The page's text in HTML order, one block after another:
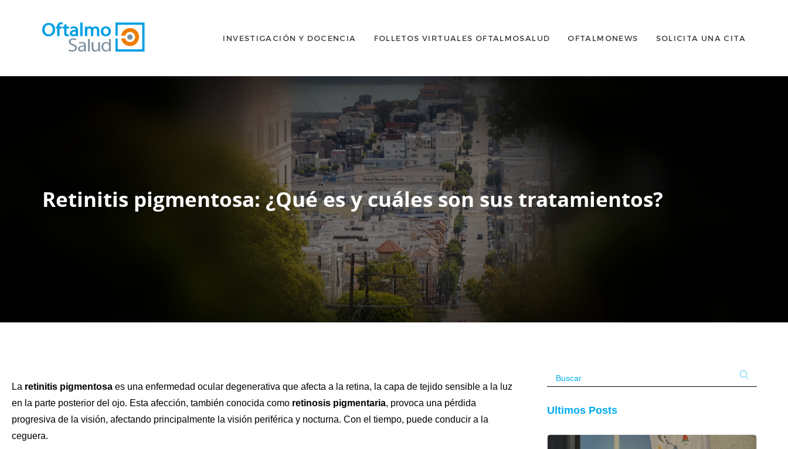
INVESTIGACIÓN Y DOCENCIA FOLLETOS VIRTUALES OFTALMOSALUD OFTALMONEWS SOLICITA UNA CITA
Retinitis pigmentosa: ¿Qué es y cuáles son sus tratamientos?
La retinitis pigmentosa es una enfermedad ocular degenerativa que afecta a la retina, la capa de tejido sensible a la luz
en la parte posterior del ojo. Esta afección, también conocida como retinosis pigmentaria, provoca una pérdida
progresiva de la visión, afectando principalmente la visión periférica y nocturna. Con el tiempo, puede conducir a la
ceguera.
Ultimos Posts